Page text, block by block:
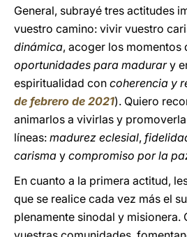
General, subrayé tres actitudes
vuestro camino: vivir vuestro
dinámica, acoger los momentos
oportunidades para madurary
espiritualidad con coherencia y
de febrero de 2021). Quiero
animarlos a vivirlas y
líneas: madurez eclesial,
carisma y compromiso por la
En cuanto a la primera actitud,
que se realice cada vez más el
plenamente sinodal y misionera.